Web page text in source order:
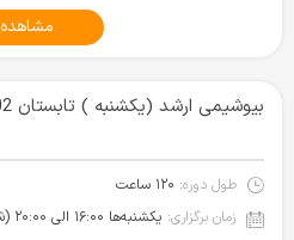
مشاهده
بیوشیمی ارشد (یکشنبه ) تابستان 1402_ 1401 دکتر رضویان
طول دوره: ۱۲۰ ساعت
زمان برگزاری: یکشنبه‌ها ۱۶:۰۰ الی ۲۰:۰۰ (شروع از ۰۹ مرداد ۱۴۰۱)